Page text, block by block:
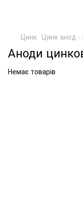
Цинк Цинк анод -
Аноди
Немає товарів